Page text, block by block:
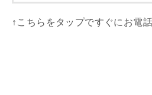
↑こちらをタップですぐにお電